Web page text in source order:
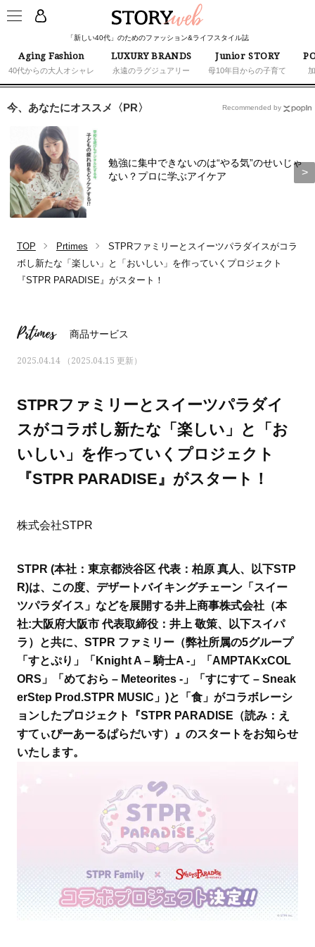
「新しい40代」のためのファッション&ライフスタイル誌
Aging Fashion
40代からの大人オシャレ
LUXURY BRANDS
永遠のラグジュアリー
Junior STORY
母10年目からの子育て
ス学」
タログ
今、あなたにオススメ〈PR〉
勉強に集中できないのは“やる気”のせいじゃ
ない？プロに学ぶアイケア
Recommended by
TOP Prtimes
STPRファミリーとスイーツパラダイスがコラ
ボし新たな「楽しい」と「おいしい」を作っていくプロジェクト
『STPR PARADISE』がスタート！
Prtimes 商品サービス
2025.04.14 （2025.04.15 更新）
STPRファミリーとスイーツパラダイ
スがコラボし新たな「楽しい」と「お
いしい」を作っていくプロジェクト
『STPR PARADISE』がスタート！
株式会社STPR
STPR (本社：東京都渋谷区 代表：柏原 真人、以下STP
R)は、この度、デザートバイキングチェーン「スイー
ツパラダイス」などを展開する井上商事株式会社（本
社:大阪府大阪市 代表取締役：井上 敬策、以下スイパ
ラ）と共に、STPR ファミリー（弊社所属の5グループ
「すとぷり」「Knight A – 騎士A -」「AMPTAKxCOL
ORS」「めておら – Meteorites -」「すにすて – Sneak
erStep Prod.STPR MUSIC」)と「食」がコラボレーシ
ョンしたプロジェクト『STPR PARADISE（読み：え
すてぃぴーあーるぱらだいす）』のスタートをお知らせ
いたします。